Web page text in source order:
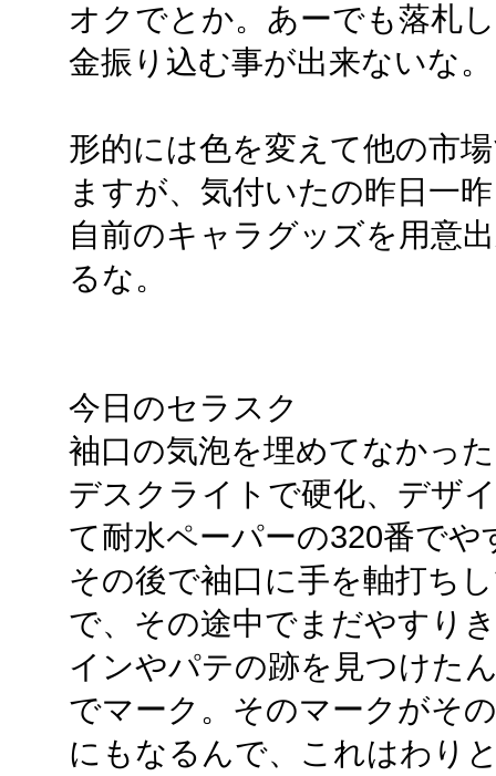
オクでとか。あーでも落札
金振り込む事が出来ないな。
形的には色を変えて他の市
ますが、気付いたの昨日一
自前のキャラグッズを用意
るな。
今日のセラスク
袖口の気泡を埋めてなかっ
デスクライトで硬化、デザ
て耐水ペーパーの320番でや
その後で袖口に手を軸打ち
で、その途中でまだやすり
インやパテの跡を見つけた
でマーク。そのマークがそ
にもなるんで、これはわり